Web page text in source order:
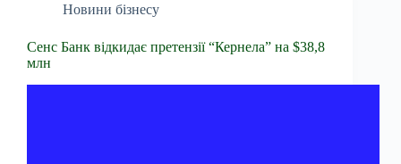
Новини бізнесу
Сенс Банк відкидає претензії “Кернела” на $38,8
млн